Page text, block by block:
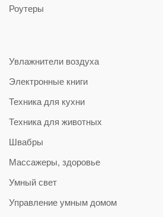
Роутеры
Увлажнители воздуха
Электронные книги
Техника для кухни
Техника для животных
Швабры
Массажеры, здоровье
Умный свет
Управление умным домом